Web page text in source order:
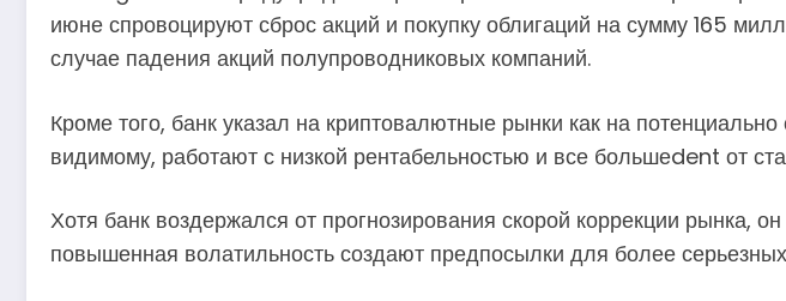
июне спровоцируют сброс акций и покупку облигаций на сумму 165
случае падения акций полупроводниковых компаний.
Кроме того, банк указал на криптовалютные рынки как на
видимому, работают с низкой рентабельностью и все большеdent от
Хотя банк воздержался от прогнозирования скорой коррекции рынка,
повышенная волатильность создают предпосылки для более